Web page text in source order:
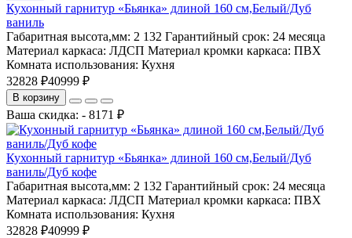
Кухонный гарнитур «Бьянка» длиной 160 см,Белый/Дуб
ваниль
Габаритная высота,мм: 2 132 Гарантийный срок: 24 месяца
Материал каркаса: ЛДСП Материал кромки каркаса: ПВХ
Комната использования: Кухня
32828 ₽40999 ₽
В корзину
Ваша скидка: - 8171 ₽
Кухонный гарнитур «Бьянка» длиной 160 см,Белый/Дуб
ваниль/Дуб кофе
Габаритная высота,мм: 2 132 Гарантийный срок: 24 месяца
Материал каркаса: ЛДСП Материал кромки каркаса: ПВХ
Комната использования: Кухня
32828 ₽40999 ₽